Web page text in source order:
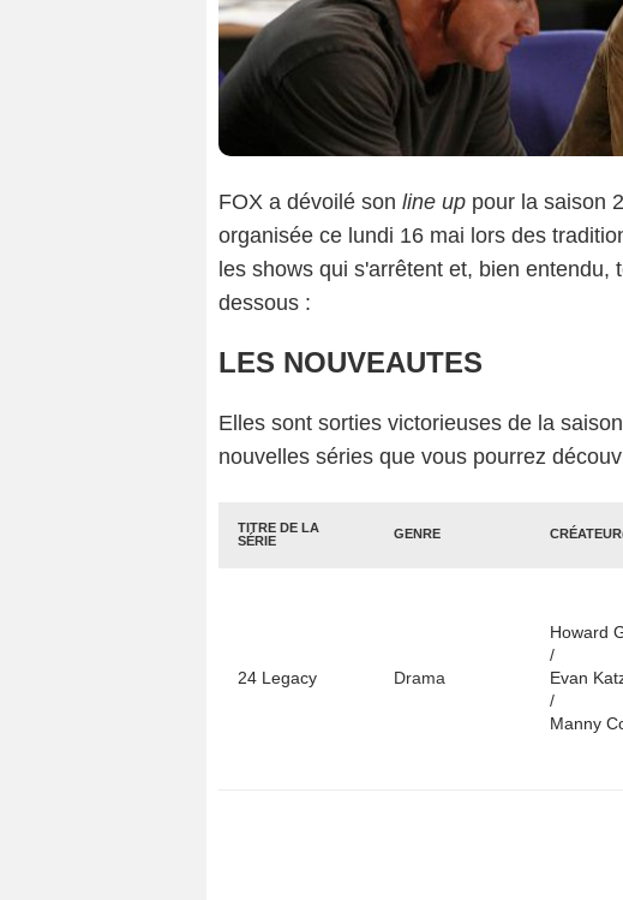
FOX a dévoilé son line up pour la saison
organisée ce lundi 16 mai lors des
les shows qui s'arrêtent et, bien
dessous :
LES NOUVEAUTES
Elles sont sorties victorieuses de la
nouvelles séries que vous pourrez
TITRE DE LA
SÉRIE
GENRE
24 Legacy Drama
/
Evan
/
Manny